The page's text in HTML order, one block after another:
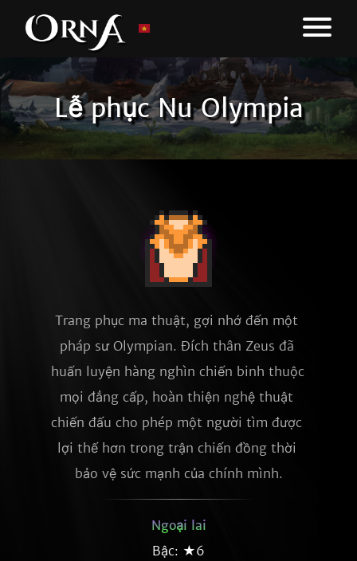
Lễ phục Nu Olympia
Trang phục ma thuật, gợi nhớ đến một
pháp sư Olympian. Đích thân Zeus đã
huấn luyện hàng nghìn chiến binh thuộc
mọi đẳng cấp, hoàn thiện nghệ thuật
chiến đấu cho phép một người tìm được
lợi thế hơn trong trận chiến đồng thời
bảo vệ sức mạnh của chính mình.
Ngoại lai
Bậc: ★6